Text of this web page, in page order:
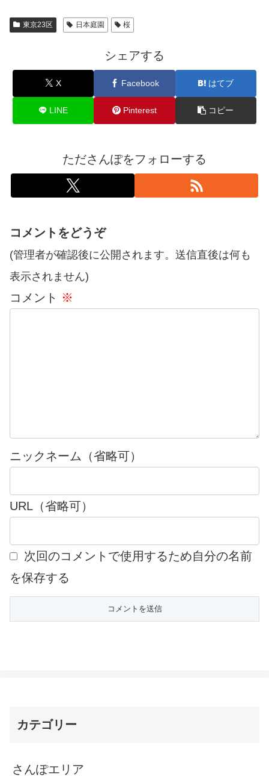
東京23区 日本庭園 桜
シェアする
X Facebook はてブ
LINE Pinterest コピー
たださんぽをフォローする
コメントをどうぞ
(管理者が確認後に公開されます。送信直後は何も
表示されません)
コメント ※
ニックネーム（省略可）
URL（省略可）
次回のコメントで使用するため自分の名前
を保存する
カテゴリー
さんぽエリア